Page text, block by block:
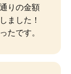
りの金額
ました！
たです。